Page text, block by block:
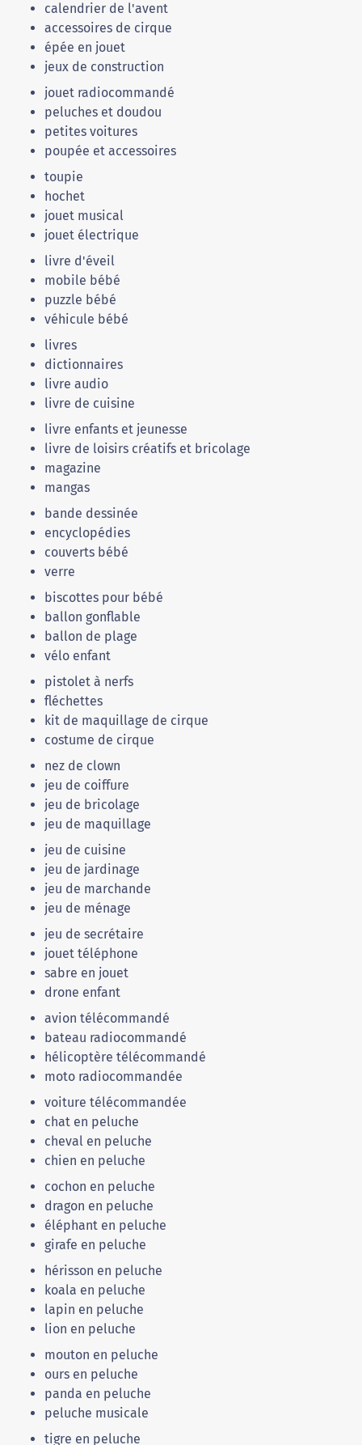
calendrier de l'avent
accessoires de cirque
épée en jouet
jeux de construction
jouet radiocommandé
peluches et doudou
petites voitures
poupée et accessoires
toupie
hochet
jouet musical
jouet électrique
livre d'éveil
mobile bébé
puzzle bébé
véhicule bébé
livres
dictionnaires
livre audio
livre de cuisine
livre enfants et jeunesse
livre de loisirs créatifs et bricolage
magazine
mangas
bande dessinée
encyclopédies
couverts bébé
verre
biscottes pour bébé
ballon gonflable
ballon de plage
vélo enfant
pistolet à nerfs
fléchettes
kit de maquillage de cirque
costume de cirque
nez de clown
jeu de coiffure
jeu de bricolage
jeu de maquillage
jeu de cuisine
jeu de jardinage
jeu de marchande
jeu de ménage
jeu de secrétaire
jouet téléphone
sabre en jouet
drone enfant
avion télécommandé
bateau radiocommandé
hélicoptère télécommandé
moto radiocommandée
voiture télécommandée
chat en peluche
cheval en peluche
chien en peluche
cochon en peluche
dragon en peluche
éléphant en peluche
girafe en peluche
hérisson en peluche
koala en peluche
lapin en peluche
lion en peluche
mouton en peluche
ours en peluche
panda en peluche
peluche musicale
tigre en peluche